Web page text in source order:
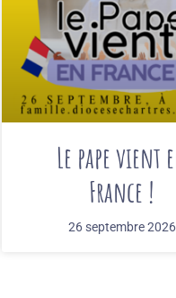
Le pape vient
France !
26 septembre 2026